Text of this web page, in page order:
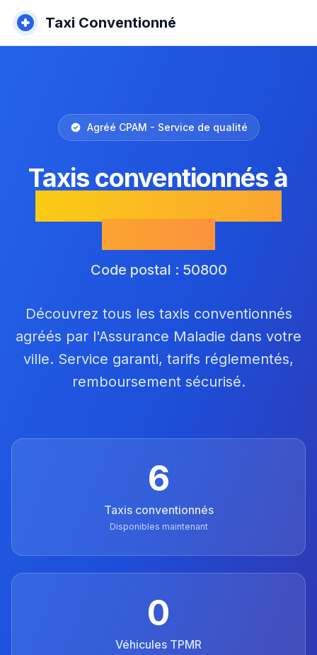
Taxi Conventionné
Agréé CPAM - Service de qualité
Taxis conventionnés à
Code postal : 50800
Découvrez tous les taxis conventionnés
agréés par l'Assurance Maladie dans votre
ville. Service garanti, tarifs réglementés,
remboursement sécurisé.
6
Taxis conventionnés
Disponibles maintenant
0
Véhicules TPMR